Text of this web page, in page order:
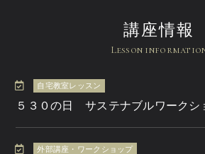
講座情報
Lesson
自宅教室レッスン
５３０の日 サステナブルワークシ
外部講座・ワークショップ